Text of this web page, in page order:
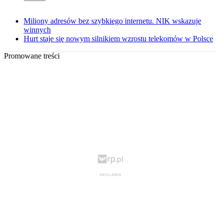
Miliony adresów bez szybkiego internetu. NIK wskazuje
winnych
Hurt staje się nowym silnikiem wzrostu telekomów w Polsce
Promowane treści